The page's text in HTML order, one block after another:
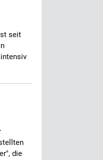
seit
die